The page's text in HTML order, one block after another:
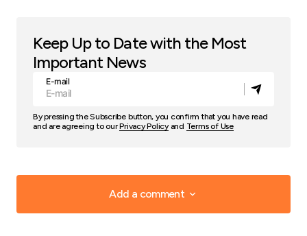
Keep Up to Date with the Most
Important News
E-mail
By pressing the Subscribe button, you confirm that you have read
and are agreeing to ourPrivacy Policyand Terms of Use
Add a comment
Add a comment